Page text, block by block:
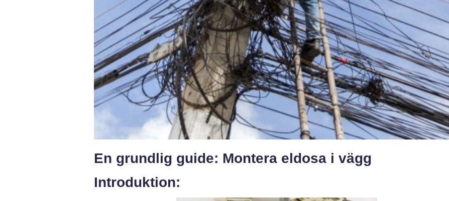
En grundlig guide: Montera eldosa i vägg
Introduktion: